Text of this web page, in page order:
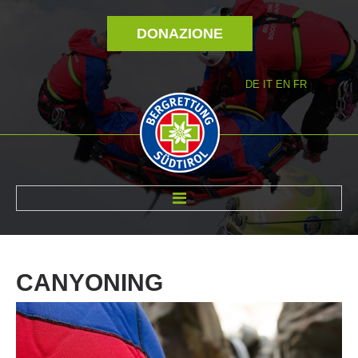
DONAZIONE
DE IT EN FR
CANYONING